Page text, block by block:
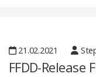
21.02.2021
FFDD-Release